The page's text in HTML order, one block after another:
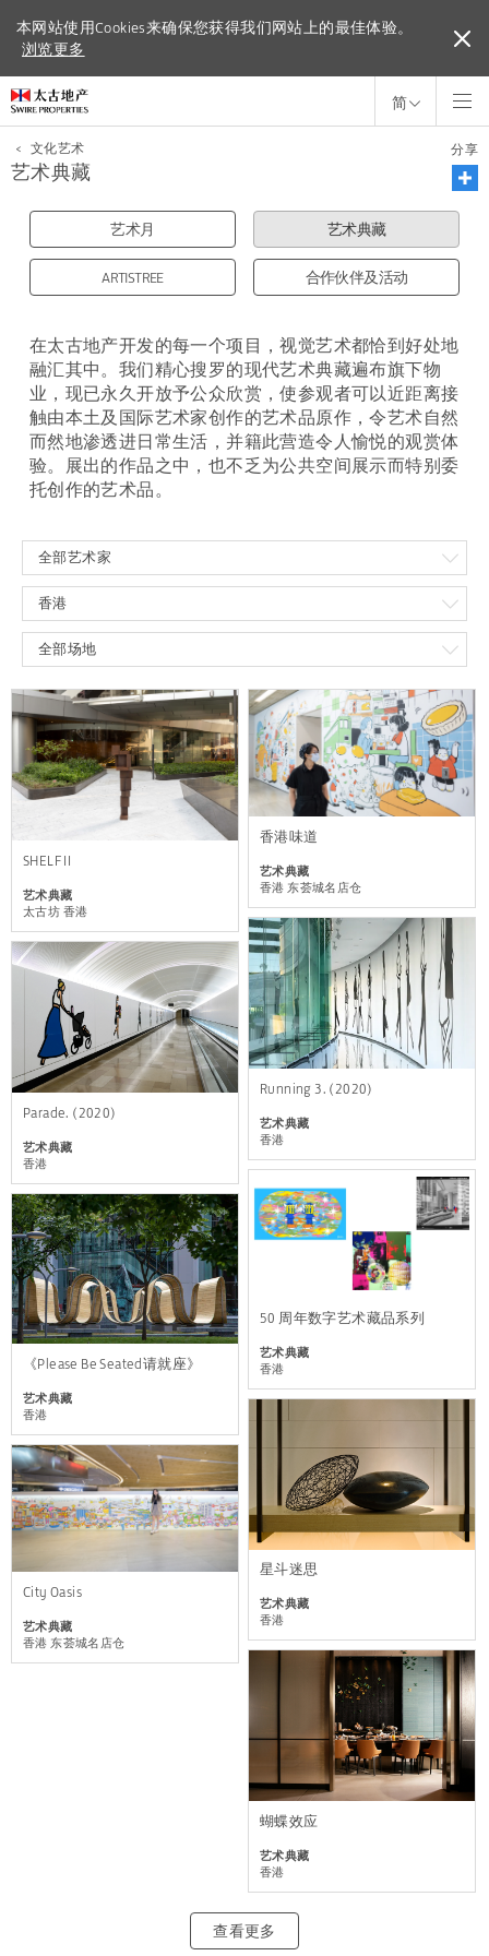
本网站使用Cookies来确保您获得我们网站上的最佳体验。
浏览更多
本网站使用Cookies来确保您获得我们网站上的最佳体验。
浏览更多
简
< 文化艺术
艺术典藏
分享
艺术月 艺术典藏
ARTISTREE 合作伙伴及活动
在太古地产开发的每一个项目，视觉艺术都恰到好处地
融汇其中。我们精心搜罗的现代艺术典藏遍布旗下物
业，现已永久开放予公众欣赏，使参观者可以近距离接
触由本土及国际艺术家创作的艺术品原作，令艺术自然
而然地渗透进日常生活，并籍此营造令人愉悦的观赏体
验。展出的作品之中，也不乏为公共空间展示而特别委
托创作的艺术品。
全部艺术家
香港
全部场地
SHELF II
艺术典藏
太古坊 香港
香港味道
艺术典藏
香港 东荟城名店仓
Running 3. (2020)
艺术典藏
香港
Parade. (2020)
艺术典藏
香港
50 周年数字艺术藏品系列
艺术典藏
香港
《Please Be Seated请就座》
艺术典藏
香港
星斗迷思
艺术典藏
香港
City Oasis
艺术典藏
香港 东荟城名店仓
蝴蝶效应
艺术典藏
香港
查看更多